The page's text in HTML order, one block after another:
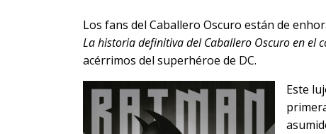
Los fans del Caballero Oscuro están de
La historia definitiva del Caballero Oscuro en el
acérrimos del superhéroe de DC.
Este